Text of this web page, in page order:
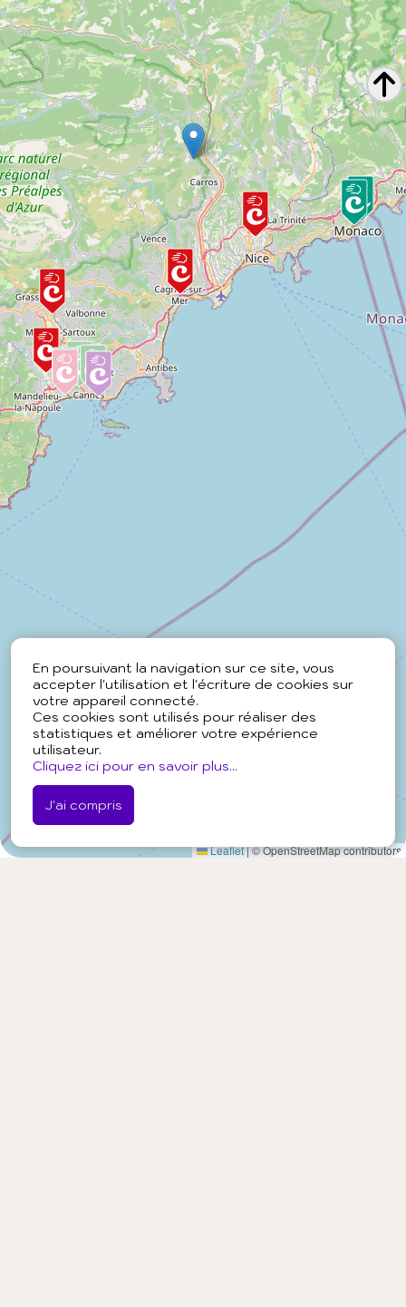
En poursuivant la navigation sur ce site, vous
accepter l'utilisation et l'écriture de cookies sur
votre appareil connecté.
Ces cookies sont utilisés pour réaliser des
statistiques et améliorer votre expérience
utilisateur.
Cliquez ici pour en savoir plus...
J'ai compris
Leaflet|© OpenStreetMap contributors